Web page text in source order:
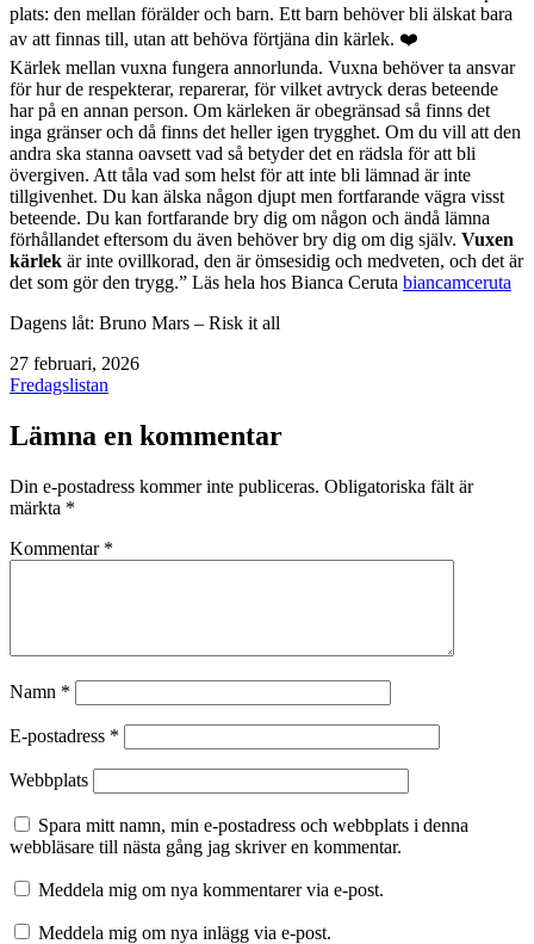
plats: den mellan förälder och barn. Ett barn behöver bli älskat bara
av att finnas till, utan att behöva förtjäna din kärlek. ❤️
Kärlek mellan vuxna fungera annorlunda. Vuxna behöver ta ansvar
för hur de respekterar, reparerar, för vilket avtryck deras beteende
har på en annan person. Om kärleken är obegränsad så finns det
inga gränser och då finns det heller igen trygghet. Om du vill att den
andra ska stanna oavsett vad så betyder det en rädsla för att bli
övergiven. Att tåla vad som helst för att inte bli lämnad är inte
tillgivenhet. Du kan älska någon djupt men fortfarande vägra visst
beteende. Du kan fortfarande bry dig om någon och ändå lämna
förhållandet eftersom du även behöver bry dig om dig själv. Vuxen
kärlek är inte ovillkorad, den är ömsesidig och medveten, och det är
det som gör den trygg.” Läs hela hos Bianca Ceruta biancamceruta
Dagens låt: Bruno Mars – Risk it all
Publicerat
den
27 februari, 2026
Kategoriserat
Fredagslistan
Lämna en kommentar
Din e-postadress kommer inte publiceras. Obligatoriska fält är
märkta *
Kommentar *
Namn *
E-postadress *
Webbplats
Spara mitt namn, min e-postadress och webbplats i denna
webbläsare till nästa gång jag skriver en kommentar.
Meddela mig om nya kommentarer via e-post.
Meddela mig om nya inlägg via e-post.